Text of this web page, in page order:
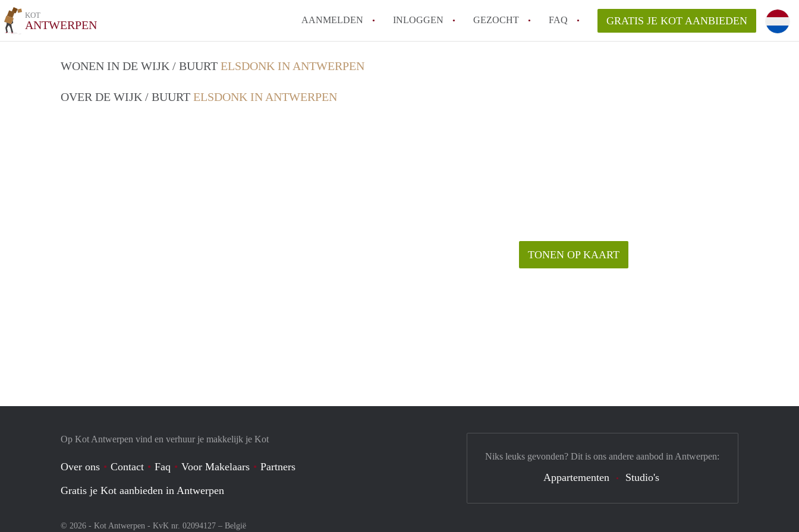
KOT
ANTWERPEN AANMELDEN INLOGGEN GEZOCHT FAQ GRATIS JE KOT AANBIEDEN
WONEN IN DE WIJK / BUURT ELSDONK IN ANTWERPEN
OVER DE WIJK / BUURT ELSDONK IN ANTWERPEN
TONEN OP KAART
Op Kot Antwerpen vind en verhuur je makkelijk je Kot
Over ons Contact Faq Voor Makelaars
Partners
Gratis je Kot aanbieden in Antwerpen
© 2026 - Kot Antwerpen - KvK nr. 02094127 – België
Niks leuks gevonden? Dit is ons andere aanbod in Antwerpen:
Appartementen Studio's